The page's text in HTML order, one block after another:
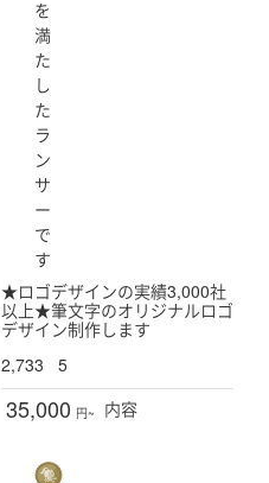
を
満
た
し
た
ラ
ン
サ
ー
で
す
★ロゴデザインの実績3,000社
以上★筆文字のオリジナルロゴ
デザイン制作します
2,733
5
35,000 円~ 内容